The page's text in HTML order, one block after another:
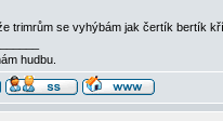
trimrům se vyhýbám jak čertík bertík
hudbu.